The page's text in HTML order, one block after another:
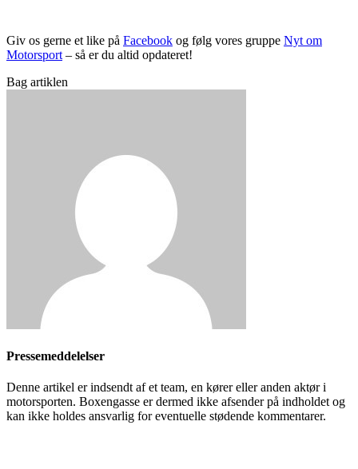
Giv os gerne et like på Facebook og følg vores gruppe Nyt om
Motorsport – så er du altid opdateret!
Bag artiklen
Pressemeddelelser
Denne artikel er indsendt af et team, en kører eller anden aktør i
motorsporten. Boxengasse er dermed ikke afsender på indholdet og
kan ikke holdes ansvarlig for eventuelle stødende kommentarer.